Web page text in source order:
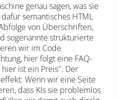
genau sagen, was sie
semantisches HTML
von Überschriften,
sogenannte strukturierte
wir im Code
hier folgt eine FAQ-
ist ein Preis". Der
Wenn wir eine Seite
dass KIs sie problemlos